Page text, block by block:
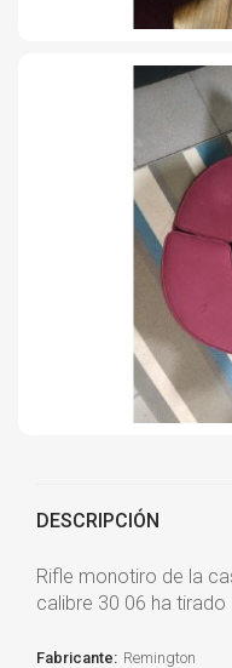
DESCRIPCIÓN
Rifle monotiro de la
calibre 30 06 ha tirado
Fabricante: Remington